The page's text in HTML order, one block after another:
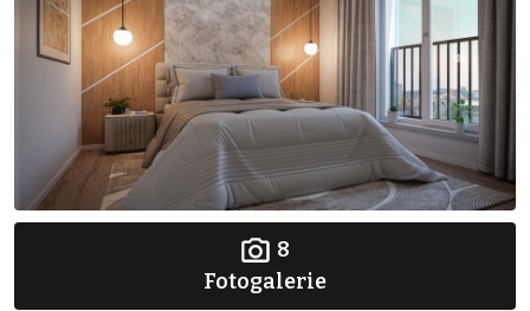
8
Fotogalerie